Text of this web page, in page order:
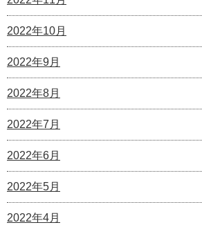
2022年10月
2022年9月
2022年8月
2022年7月
2022年6月
2022年5月
2022年4月